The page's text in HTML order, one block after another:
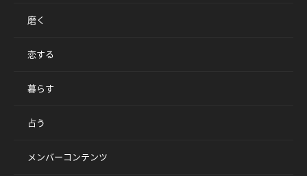
磨く
恋する
暮らす
占う
メンバーコンテンツ